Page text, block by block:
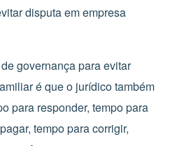
disputa em empresa
governança para evitar
é que o jurídico também
para responder, tempo para
tempo para corrigir,